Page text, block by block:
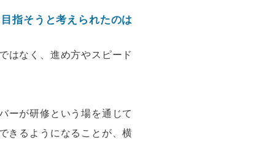
指そうと考えられたのは
はなく、進め方やスピード
ーが研修という場を通じて
きるようになることが、横